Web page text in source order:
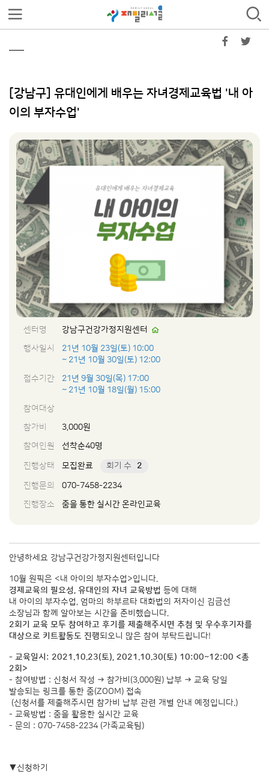
[강남구] 유대인에게 배우는 자녀경제교육법 '내 아
이의 부자수업'
센터명
강남구건강가정지원센터
행사일시
21년 10월 23일(토) 10:00
~ 21년 10월 30일(토) 12:00
접수기간
21년 9월 30일(목) 17:00
~ 21년 10월 18일(월) 15:00
참여대상
참가비
3,000원
참여인원
선착순40명
진행상태 모집완료 회기 수 2
진행문의
070-7458-2234
진행장소
줌을 통한 실시간 온라인교육
안녕하세요 강남구건강가정지원센터입니다
10월 원픽은 <내 아이의 부자수업>입니다.
경제교육의 필요성, 유대인의 자녀 교육방법 등에 대해
내 아이의 부자수업, 엄마의 하부르타 대화법의 저자이신 김금선
소장님과 함께 알아보는 시간을 준비했습니다.
2회기 교육 모두 참여하고 후기를 제출해주시면 추첨 및 우수후기자를
대상으로 키트활동도 진행되오니 많은 참여 부탁드립니다!
- 교육일시: 2021.10.23(토), 2021.10.30(토) 10:00~12:00 <총
2회>
- 참여방법 : 신청서 작성 → 참가비(3,000원) 납부 → 교육 당일
발송되는 링크를 통한 줌(ZOOM) 접속
(신청서를 제출해주시면 참가비 납부 관련 개별 안내 예정입니다.)
- 교육방법 : 줌을 활용한 실시간 교육
- 문의 : 070-7458-2234 (가족교육팀)
▼신청하기